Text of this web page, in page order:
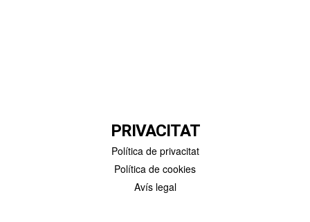
PRIVACITAT
Política de privacitat
Política de cookies
Avís legal